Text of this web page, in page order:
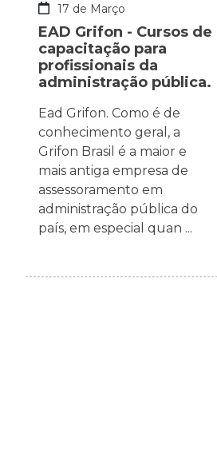
17 de Março
EAD Grifon - Cursos de
capacitação para
profissionais da
administração pública.
Ead Grifon. Como é de
conhecimento geral, a
Grifon Brasil é a maior e
mais antiga empresa de
assessoramento em
administração pública do
país, em especial quan ...